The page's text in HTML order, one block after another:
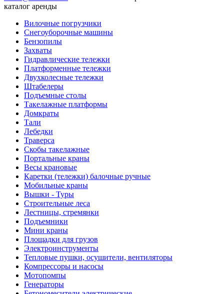
каталог аренды
Вилочные погрузчики
Снегоуборочные машины
Бензопилы
Захваты
Гидравлические тележки
Платформенные тележки
Двухколесные тележки
Штабелеры
Подъемные столы
Такелажные платформы
Домкраты
Тали
Лебедки
Траверса
Скобы такелажные
Портальные краны
Весы крановые
Каретки (тележки) балочные ручные
Мобильные краны
Вышки - Туры
Строительные леса
Лестницы, стремянки
Подъемники
Мини краны
Площадки для грузов
Электроинструменты
Тепловые пушки, осушители, вентиляторы
Компрессоры и насосы
Мотопомпы
Генераторы